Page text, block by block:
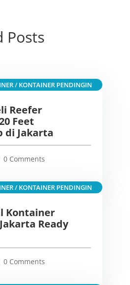
Posts
Reefer
Feet
di Jakarta
/ KONTAINER PENDINGIN
0 Comments
Kontainer
Ready
/ KONTAINER PENDINGIN
0 Comments